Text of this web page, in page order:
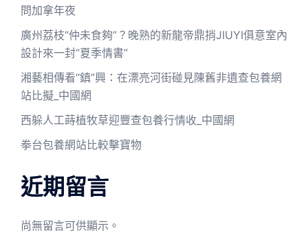
問加拿年夜
廣州荔枝“仲未食夠”？晚熟的新龍帝鼎捎JIUYI俱意室內
設計來一封“夏季情書”
湘藝相傳看“鎮”興：在漂亮河街碰見陳舊非遺查包養網
站比擬_中國網
西躲人工蒔植牧草迎豐查包養行情收_中國網
拳台包養網站比較擊寶物
近期留言
尚無留言可供顯示。